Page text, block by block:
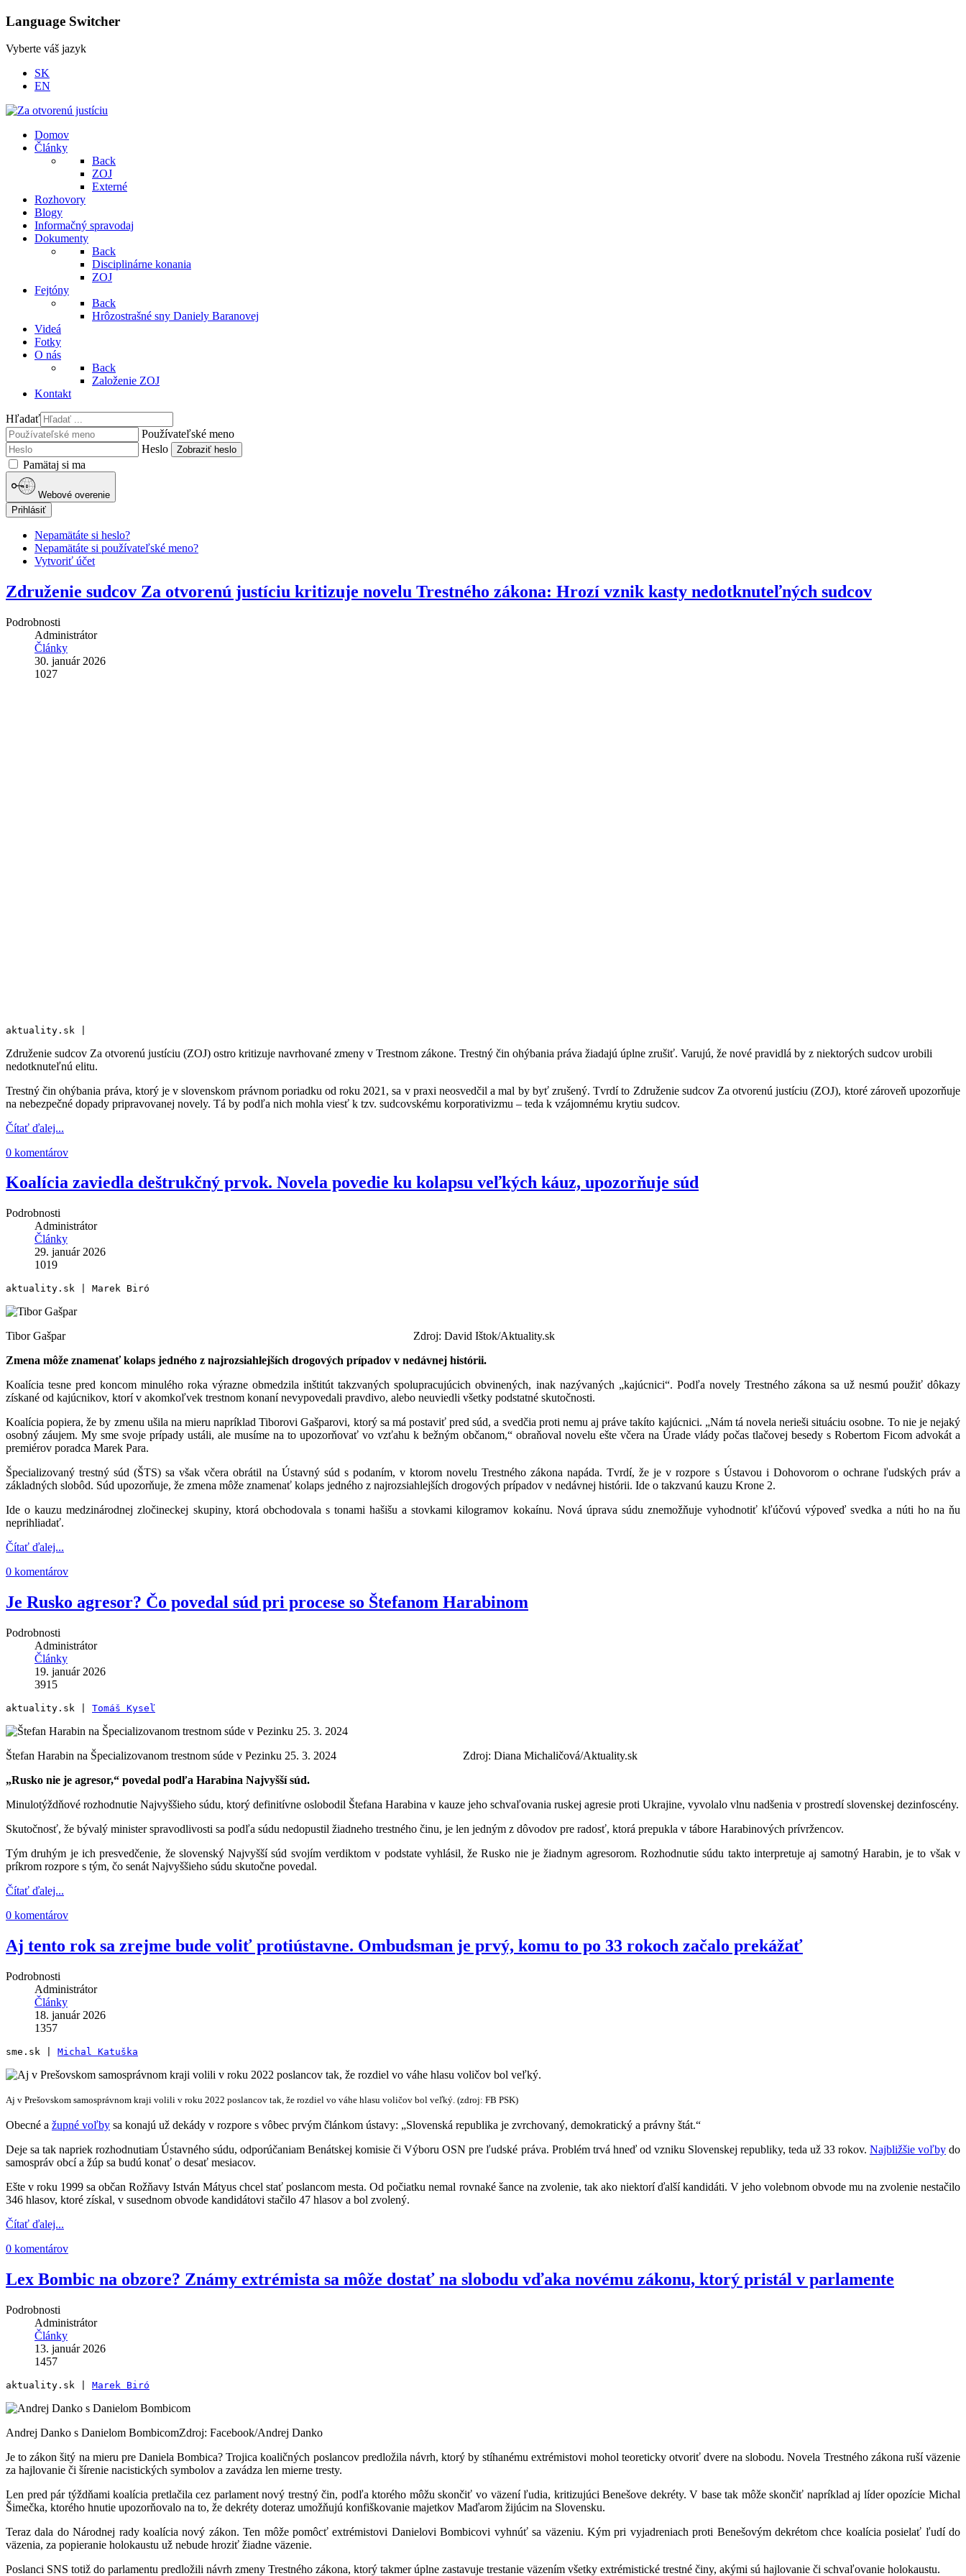
Language Switcher
Vyberte váš jazyk
SK
EN
Domov
Články
Back
ZOJ
Externé
Rozhovory
Blogy
Informačný spravodaj
Dokumenty
Back
Disciplinárne konania
ZOJ
Fejtóny
Back
Hrôzostrašné sny Daniely Baranovej
Videá
Fotky
O nás
Back
Založenie ZOJ
Kontakt
Hľadať
Používateľské meno
Heslo
Zobraziť heslo
Pamätaj si ma
Webové overenie
Prihlásiť
Nepamätáte si heslo?
Nepamätáte si používateľské meno?
Vytvoriť účet
Združenie sudcov Za otvorenú justíciu kritizuje novelu Trestného zákona: Hrozí vznik kasty nedotknuteľných sudcov
Podrobnosti
Administrátor
Články
30. január 2026
1027
aktuality.sk |
Združenie sudcov Za otvorenú justíciu (ZOJ) ostro kritizuje navrhované zmeny v Trestnom zákone. Trestný čin ohýbania práva žiadajú úplne zrušiť. Varujú, že nové pravidlá by z niektorých sudcov urobili
nedotknuteľnú elitu.
Trestný čin ohýbania práva, ktorý je v slovenskom právnom poriadku od roku 2021, sa v praxi neosvedčil a mal by byť zrušený. Tvrdí to Združenie sudcov Za otvorenú justíciu (ZOJ), ktoré zároveň upozorňuje
na nebezpečné dopady pripravovanej novely. Tá by podľa nich mohla viesť k tzv. sudcovskému korporativizmu – teda k vzájomnému krytiu sudcov.
Čítať ďalej...
0 komentárov
Koalícia zaviedla deštrukčný prvok. Novela povedie ku kolapsu veľkých káuz, upozorňuje súd
Podrobnosti
Administrátor
Články
29. január 2026
1019
aktuality.sk | Marek Biró
Tibor Gašpar Zdroj: David Ištok/Aktuality.sk
Zmena môže znamenať kolaps jedného z najrozsiahlejších drogových prípadov v nedávnej histórii.
Koalícia tesne pred koncom minulého roka výrazne obmedzila inštitút takzvaných spolupracujúcich obvinených, inak nazývaných „kajúcnici“. Podľa novely Trestného zákona sa už nesmú použiť dôkazy
získané od kajúcnikov, ktorí v akomkoľvek trestnom konaní nevypovedali pravdivo, alebo neuviedli všetky podstatné skutočnosti.
Koalícia popiera, že by zmenu ušila na mieru napríklad Tiborovi Gašparovi, ktorý sa má postaviť pred súd, a svedčia proti nemu aj práve takíto kajúcnici. „Nám tá novela nerieši situáciu osobne. To nie je nejaký
osobný záujem. My sme svoje prípady ustáli, ale musíme na to upozorňovať vo vzťahu k bežným občanom,“ obraňoval novelu ešte včera na Úrade vlády počas tlačovej besedy s Robertom Ficom advokát a
premiérov poradca Marek Para.
Špecializovaný trestný súd (ŠTS) sa však včera obrátil na Ústavný súd s podaním, v ktorom novelu Trestného zákona napáda. Tvrdí, že je v rozpore s Ústavou i Dohovorom o ochrane ľudských práv a
základných slobôd. Súd upozorňuje, že zmena môže znamenať kolaps jedného z najrozsiahlejších drogových prípadov v nedávnej histórii. Ide o takzvanú kauzu Krone 2.
Ide o kauzu medzinárodnej zločineckej skupiny, ktorá obchodovala s tonami hašišu a stovkami kilogramov kokaínu. Nová úprava súdu znemožňuje vyhodnotiť kľúčovú výpoveď svedka a núti ho na ňu
neprihliadať.
Čítať ďalej...
0 komentárov
Je Rusko agresor? Čo povedal súd pri procese so Štefanom Harabinom
Podrobnosti
Administrátor
Články
19. január 2026
3915
aktuality.sk | Tomáš Kyseľ
Štefan Harabin na Špecializovanom trestnom súde v Pezinku 25. 3. 2024 Zdroj: Diana Michaličová/Aktuality.sk
„Rusko nie je agresor,“ povedal podľa Harabina Najvyšší súd.
Minulotýždňové rozhodnutie Najvyššieho súdu, ktorý definitívne oslobodil Štefana Harabina v kauze jeho schvaľovania ruskej agresie proti Ukrajine, vyvolalo vlnu nadšenia v prostredí slovenskej dezinfoscény.
Skutočnosť, že bývalý minister spravodlivosti sa podľa súdu nedopustil žiadneho trestného činu, je len jedným z dôvodov pre radosť, ktorá prepukla v tábore Harabinových prívržencov.
Tým druhým je ich presvedčenie, že slovenský Najvyšší súd svojím verdiktom v podstate vyhlásil, že Rusko nie je žiadnym agresorom. Rozhodnutie súdu takto interpretuje aj samotný Harabin, je to však v
príkrom rozpore s tým, čo senát Najvyššieho súdu skutočne povedal.
Čítať ďalej...
0 komentárov
Aj tento rok sa zrejme bude voliť protiústavne. Ombudsman je prvý, komu to po 33 rokoch začalo prekážať
Podrobnosti
Administrátor
Články
18. január 2026
1357
sme.sk | Michal Katuška
Aj v Prešovskom samosprávnom kraji volili v roku 2022 poslancov tak, že rozdiel vo váhe hlasu voličov bol veľký. (zdroj: FB PSK)
Obecné a župné voľby sa konajú už dekády v rozpore s vôbec prvým článkom ústavy: „Slovenská republika je zvrchovaný, demokratický a právny štát.“
Deje sa tak napriek rozhodnutiam Ústavného súdu, odporúčaniam Benátskej komisie či Výboru OSN pre ľudské práva. Problém trvá hneď od vzniku Slovenskej republiky, teda už 33 rokov. Najbližšie voľbydo
samospráv obcí a žúp sa budú konať o desať mesiacov.
Ešte v roku 1999 sa občan Rožňavy István Mátyus chcel stať poslancom mesta. Od počiatku nemal rovnaké šance na zvolenie, tak ako niektorí ďalší kandidáti. V jeho volebnom obvode mu na zvolenie nestačilo
346 hlasov, ktoré získal, v susednom obvode kandidátovi stačilo 47 hlasov a bol zvolený.
Čítať ďalej...
0 komentárov
Lex Bombic na obzore? Známy extrémista sa môže dostať na slobodu vďaka novému zákonu, ktorý pristál v parlamente
Podrobnosti
Administrátor
Články
13. január 2026
1457
aktuality.sk | Marek Biró
Andrej Danko s Danielom BombicomZdroj: Facebook/Andrej Danko
Je to zákon šitý na mieru pre Daniela Bombica? Trojica koaličných poslancov predložila návrh, ktorý by stíhanému extrémistovi mohol teoreticky otvoriť dvere na slobodu. Novela Trestného zákona ruší väzenie
za hajlovanie či šírenie nacistických symbolov a zavádza len mierne tresty.
Len pred pár týždňami koalícia pretlačila cez parlament nový trestný čin, podľa ktorého môžu skončiť vo väzení ľudia, kritizujúci Benešove dekréty. V base tak môže skončiť napríklad aj líder opozície Michal
Šimečka, ktorého hnutie upozorňovalo na to, že dekréty doteraz umožňujú konfiškovanie majetkov Maďarom žijúcim na Slovensku.
Teraz dala do Národnej rady koalícia nový zákon. Ten môže pomôcť extrémistovi Danielovi Bombicovi vyhnúť sa väzeniu. Kým pri vyjadreniach proti Benešovým dekrétom chce koalícia posielať ľudí do
väzenia, za popieranie holokaustu už nebude hroziť žiadne väzenie.
Poslanci SNS totiž do parlamentu predložili návrh zmeny Trestného zákona, ktorý takmer úplne zastavuje trestanie väzením všetky extrémistické trestné činy, akými sú hajlovanie či schvaľovanie holokaustu.